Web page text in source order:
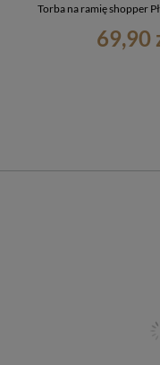
Torba na ramię shopper
69,90